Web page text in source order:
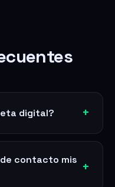
digital?
contacto mis